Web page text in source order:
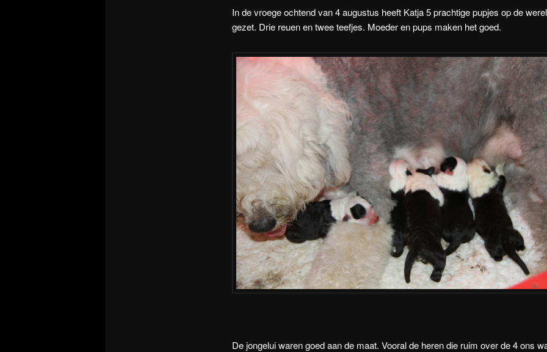
In de vroege ochtend van 4 augustus heeft Katja 5 prachtige pupjes op de
gezet. Drie reuen en twee teefjes. Moeder en pups maken het goed.
De jongelui waren goed aan de maat. Vooral de heren die ruim over de 4 ons